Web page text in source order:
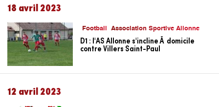
18 avril 2023
Football Association Sportive Allonne
D1 : l'AS Allonne s'incline Ã domicile
contre Villers Saint-Paul
12 avril 2023